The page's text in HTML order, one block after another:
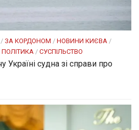
/ ЗА КОРДОНОМ / НОВИНИ КИЄВА /
ПОЛІТИКА / СУСПІЛЬСТВО
Україні судна зі справи про